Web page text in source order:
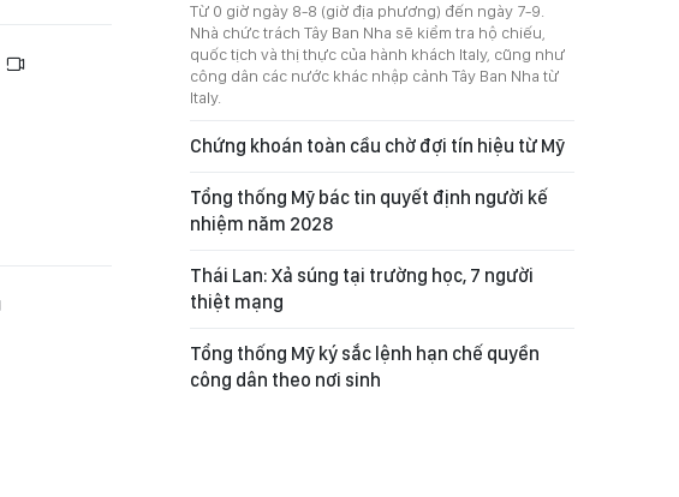
Từ 0 giờ ngày 8-8 (giờ địa phương) đến ngày 7-9.
Nhà chức trách Tây Ban Nha sẽ kiểm tra hộ chiếu,
quốc tịch và thị thực của hành khách Italy, cũng như
công dân các nước khác nhập cảnh Tây Ban Nha từ
Italy.
Chứng khoán toàn cầu chờ đợi tín hiệu từ Mỹ
Tổng thống Mỹ bác tin quyết định người kế
nhiệm năm 2028
Thái Lan: Xả súng tại trường học, 7 người
thiệt mạng
Tổng thống Mỹ ký sắc lệnh hạn chế quyền
công dân theo nơi sinh